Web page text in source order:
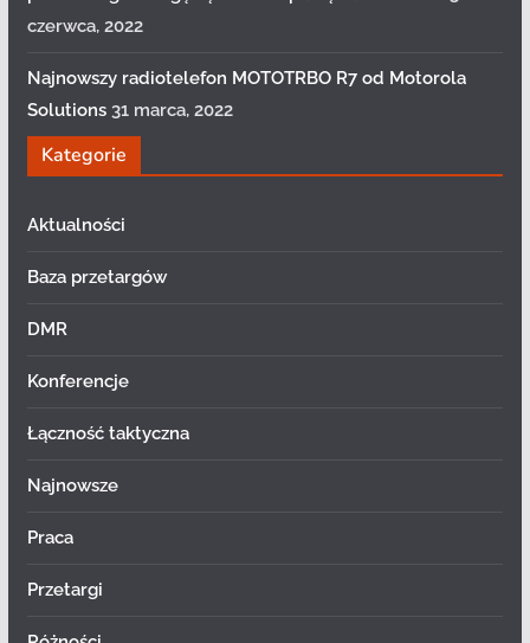
czerwca, 2022
Najnowszy radiotelefon MOTOTRBO R7 od Motorola
Solutions 31 marca, 2022
Kategorie
Aktualności
Baza przetargów
DMR
Konferencje
Łączność taktyczna
Najnowsze
Praca
Przetargi